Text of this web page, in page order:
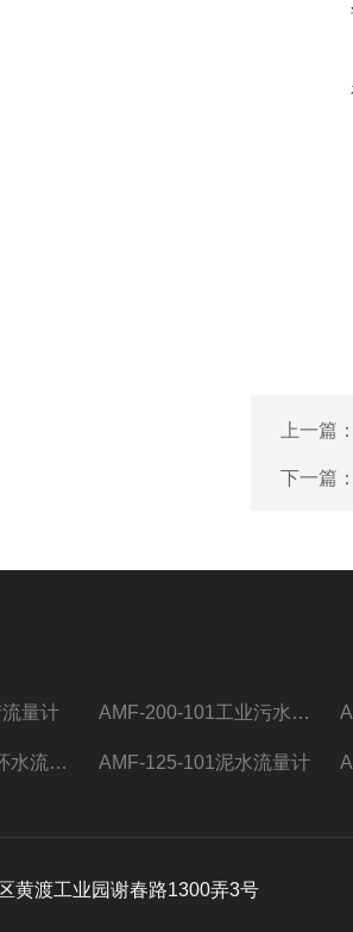
上一篇
下一篇
量计 AMF-200-101工业污水流量计
AMF-150-101循环水流量计,电磁流量计 AMF-125-101泥水流量计
黄渡工业园谢春路1300弄3号